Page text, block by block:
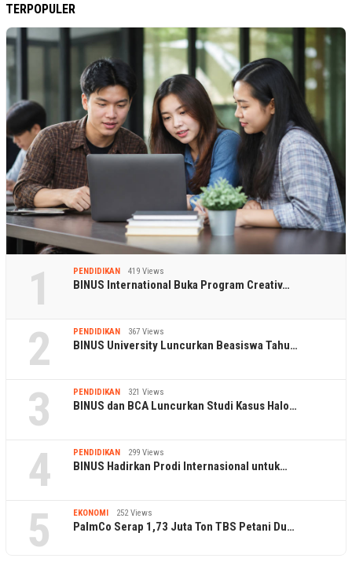
TERPOPULER
1 PENDIDIKAN 419 Views
BINUS International Buka Program Creativ…
2 PENDIDIKAN 367 Views
BINUS University Luncurkan Beasiswa Tahu…
3 PENDIDIKAN 321 Views
BINUS dan BCA Luncurkan Studi Kasus Halo…
4 PENDIDIKAN 299 Views
BINUS Hadirkan Prodi Internasional untuk…
5 EKONOMI 252 Views
PalmCo Serap 1,73 Juta Ton TBS Petani Du…